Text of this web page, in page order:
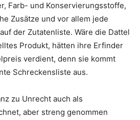
Farb- und Konservierungsstoffe,
Zusätze und vor allem jede
der Zutatenliste. Wäre die Dattel
Produkt, hätten ihre Erfinder
verdient, denn sie kommt
Schreckensliste aus.
zu Unrecht auch als
aber streng genommen